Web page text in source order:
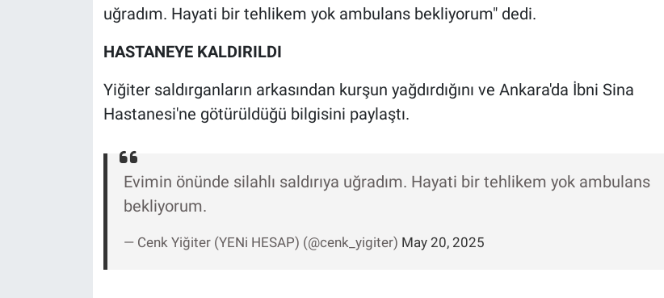
uğradım. Hayati bir tehlikem yok ambulans bekliyorum" dedi.
HASTANEYE KALDIRILDI
Yiğiter saldırganların arkasından kurşun yağdırdığını ve Ankara'da İbni Sina
Hastanesi'ne götürüldüğü bilgisini paylaştı.
Evimin önünde silahlı saldırıya uğradım. Hayati bir tehlikem yok ambulans
bekliyorum.
— Cenk Yiğiter (YENi HESAP) (@cenk_yigiter) May 20, 2025
Kültür Sanat